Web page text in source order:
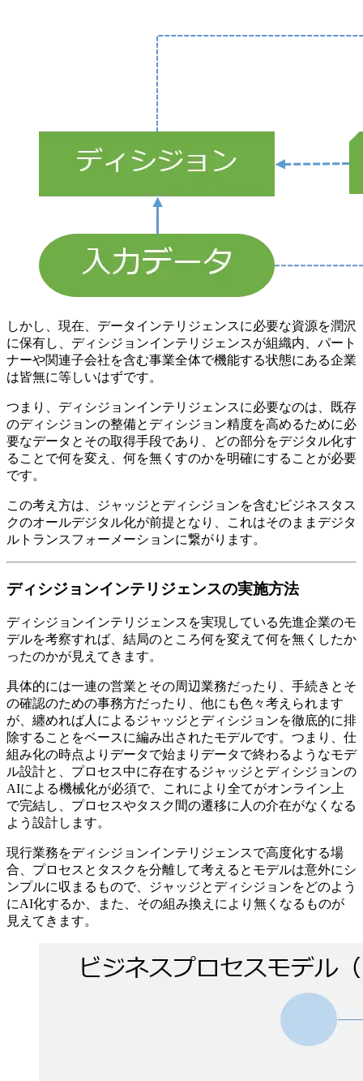
しかし、現在、データインテリジェンスに必要な資源を潤沢
に保有し、ディシジョンインテリジェンスが組織内、パート
ナーや関連子会社を含む事業全体で機能する状態にある企業
は皆無に等しいはずです。
つまり、ディシジョンインテリジェンスに必要なのは、既存
のディシジョンの整備とディシジョン精度を高めるために必
要なデータとその取得手段であり、どの部分をデジタル化す
ることで何を変え、何を無くすのかを明確にすることが必要
です。
この考え方は、ジャッジとディシジョンを含むビジネスタス
クのオールデジタル化が前提となり、これはそのままデジタ
ルトランスフォーメーションに繋がります。
ディシジョンインテリジェンスの実施方法
ディシジョンインテリジェンスを実現している先進企業のモ
デルを考察すれば、結局のところ何を変えて何を無くしたか
ったのかが見えてきます。
具体的には一連の営業とその周辺業務だったり、手続きとそ
の確認のための事務方だったり、他にも色々考えられます
が、纏めれば人によるジャッジとディシジョンを徹底的に排
除することをベースに編み出されたモデルです。つまり、仕
組み化の時点よりデータで始まりデータで終わるようなモデ
ル設計と、プロセス中に存在するジャッジとディシジョンの
AIによる機械化が必須で、これにより全てがオンライン上
で完結し、プロセスやタスク間の遷移に人の介在がなくなる
よう設計します。
現行業務をディシジョンインテリジェンスで高度化する場
合、プロセスとタスクを分離して考えるとモデルは意外にシ
ンプルに収まるもので、ジャッジとディシジョンをどのよう
にAI化するか、また、その組み換えにより無くなるものが
見えてきます。